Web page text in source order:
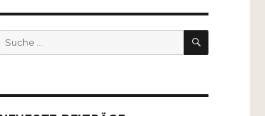
Suche
nach:
SUCHEN